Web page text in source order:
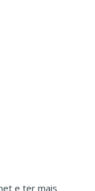
e ter mais